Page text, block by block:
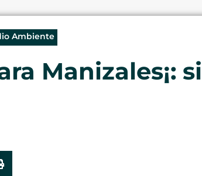
Ambiente
Manizales¡: